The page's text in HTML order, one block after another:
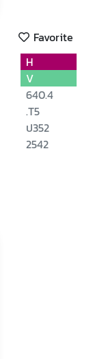
Favorite
H
V
640.4
.T5
ป352
2542